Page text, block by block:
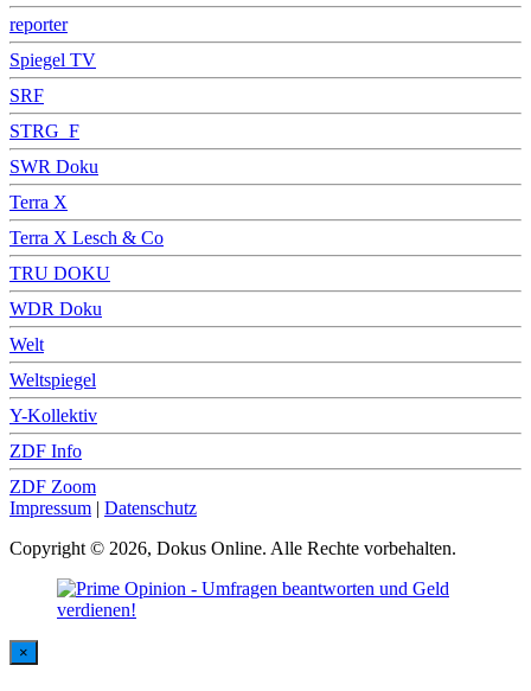
reporter
Spiegel TV
SRF
STRG_F
SWR Doku
Terra X
Terra X Lesch & Co
TRU DOKU
WDR Doku
Welt
Weltspiegel
Y-Kollektiv
ZDF Info
ZDF Zoom
Impressum | Datenschutz
Copyright © 2026, Dokus Online. Alle Rechte vorbehalten.
×